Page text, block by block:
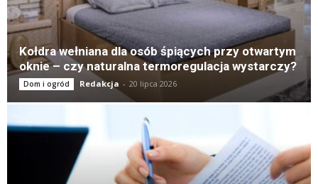
Kołdra wełniana dla osób śpiących przy otwartym
oknie – czy naturalna termoregulacja wystarczy?
Dom i ogród Redakcja - 20 lipca 2026